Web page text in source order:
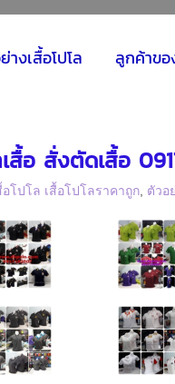
างเสื้อโปโล ลูกค้าขอ
สื้อ สั่งตัดเสื้อ
อโปโล เสื้อโปโลราคาถูก ตัวอ